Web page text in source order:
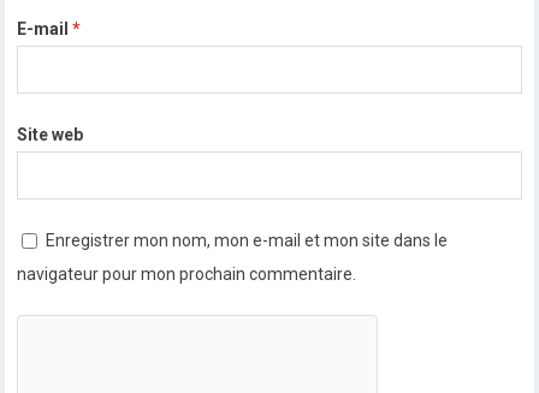
E-mail*
Site web
Enregistrer mon nom, mon e-mail et mon site dans le
navigateur pour mon prochain commentaire.